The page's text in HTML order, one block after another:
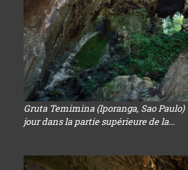
Gruta Temimina (Iporanga, Sao
jour dans la partie supérieure de la...